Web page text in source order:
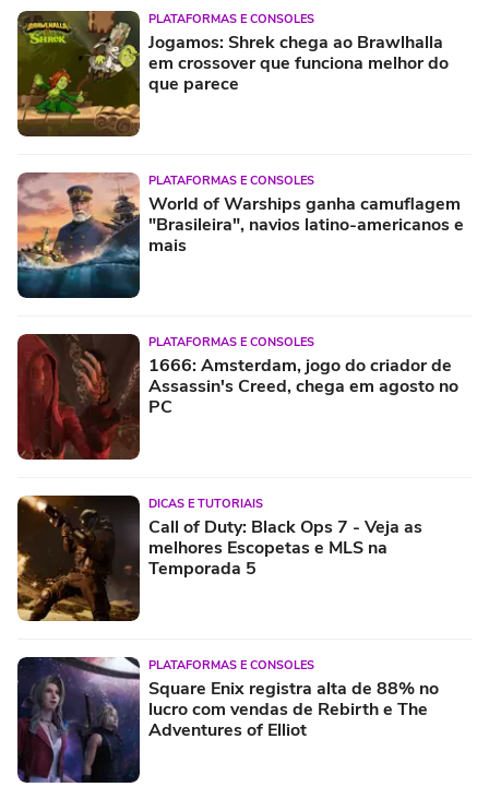
PLATAFORMAS E CONSOLES
Jogamos: Shrek chega ao Brawlhalla
em crossover que funciona melhor do
que parece
PLATAFORMAS E CONSOLES
World of Warships ganha camuflagem
"Brasileira", navios latino-americanos e
mais
PLATAFORMAS E CONSOLES
1666: Amsterdam, jogo do criador de
Assassin's Creed, chega em agosto no
PC
DICAS E TUTORIAIS
Call of Duty: Black Ops 7 - Veja as
melhores Escopetas e MLS na
Temporada 5
PLATAFORMAS E CONSOLES
Square Enix registra alta de 88% no
lucro com vendas de Rebirth e The
Adventures of Elliot